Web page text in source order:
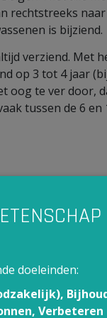
rechtstreeks naar
is bijziend.
verziend. Met
op 3 tot 4 jaar
oog te ver door,
tussen de 6 en
klachten zoals
of
om goed te
doeleinden:
Verbeteren